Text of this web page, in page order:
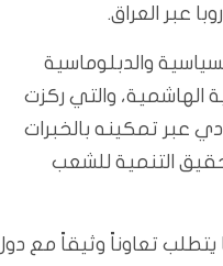
عبر العراق.
والدبلوماسية
المملكة الأردنية الهاشمية، والتي ركزت
عبر تمكينه بالخبرات
التنمية للشعب
تعاوناً وثيقاً مع